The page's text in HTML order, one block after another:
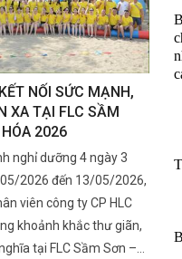
NỐI SỨC MẠNH,
XA TẠI FLC SẦM
2026
nghỉ dưỡng 4 ngày 3
2026 đến 13/05/2026,
viên công ty CP HLC
khoảnh khắc thư giãn,
tại FLC Sầm Sơn –
Giai